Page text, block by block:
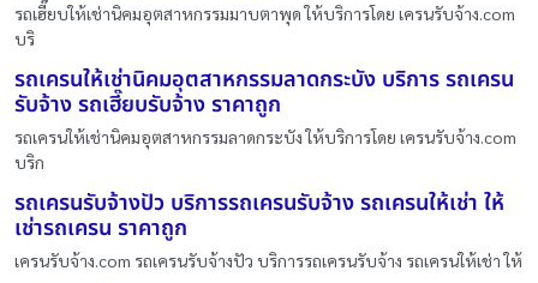
รถเฮี๊ยบให้เช่านิคมอุตสาหกรรมมาบตาพุด ให้บริการโดย เครนรับจ้าง.com
บริ
รถเครนให้เช่านิคมอุตสาหกรรมลาดกระบัง บริการ รถเครน
รับจ้าง รถเฮี๊ยบรับจ้าง ราคาถูก
รถเครนให้เช่านิคมอุตสาหกรรมลาดกระบัง ให้บริการโดย เครนรับจ้าง.com
บริก
รถเครนรับจ้างปัว บริการรถเครนรับจ้าง รถเครนให้เช่า ให้
เช่ารถเครน ราคาถูก
เครนรับจ้าง.com รถเครนรับจ้างปัว บริการรถเครนรับจ้าง รถเครนให้เช่า ให้